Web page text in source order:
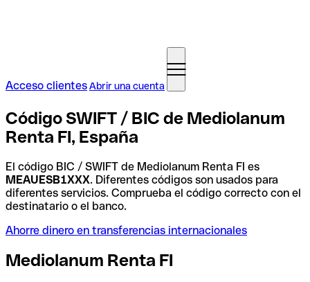
Acceso clientesAbrir una cuenta
Código SWIFT / BIC de Mediolanum
Renta FI, España
El código BIC / SWIFT de Mediolanum Renta FI es
MEAUESB1XXX. Diferentes códigos son usados para
diferentes servicios. Comprueba el código correcto con el
destinatario o el banco.
Ahorre dinero en transferencias internacionales
Mediolanum Renta FI